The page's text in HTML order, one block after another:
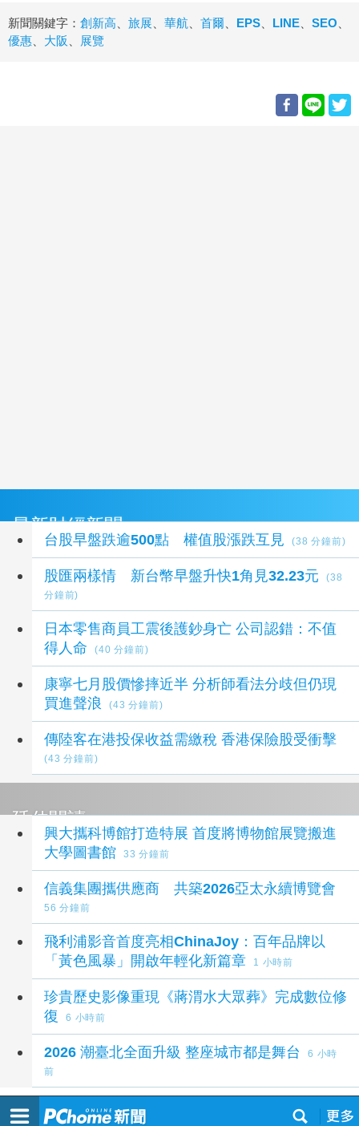
新聞關鍵字： 創新高 旅展 華航 首爾 EPS LINE SEO
優惠
大阪 展覽
最新財經新聞
台股早盤跌逾500點 權值股漲跌互見 (38 分鐘前)
股匯兩樣情 新台幣早盤升快1角見32.23元
(38
分鐘前)
日本零售商員工震後護鈔身亡 公司認錯：不值
得人命
(40 分鐘前)
康寧七月股價慘摔近半 分析師看法分歧但仍現
買進聲浪
(43 分鐘前)
傳陸客在港投保收益需繳稅 香港保險股受衝擊
(43 分鐘前)
延伸閱讀
興大攜科博館打造特展 首度將博物館展覽搬進
大學圖書館
33 分鐘前
信義集團攜供應商 共築2026亞太永續博覽會
56 分鐘前
飛利浦影音首度亮相ChinaJoy：百年品牌以
「黃色風暴」開啟年輕化新篇章
1 小時前
珍貴歷史影像重現《蔣渭水大眾葬》完成數位修
復
6 小時前
2026 潮臺北全面升級 整座城市都是舞台
6 小時
前